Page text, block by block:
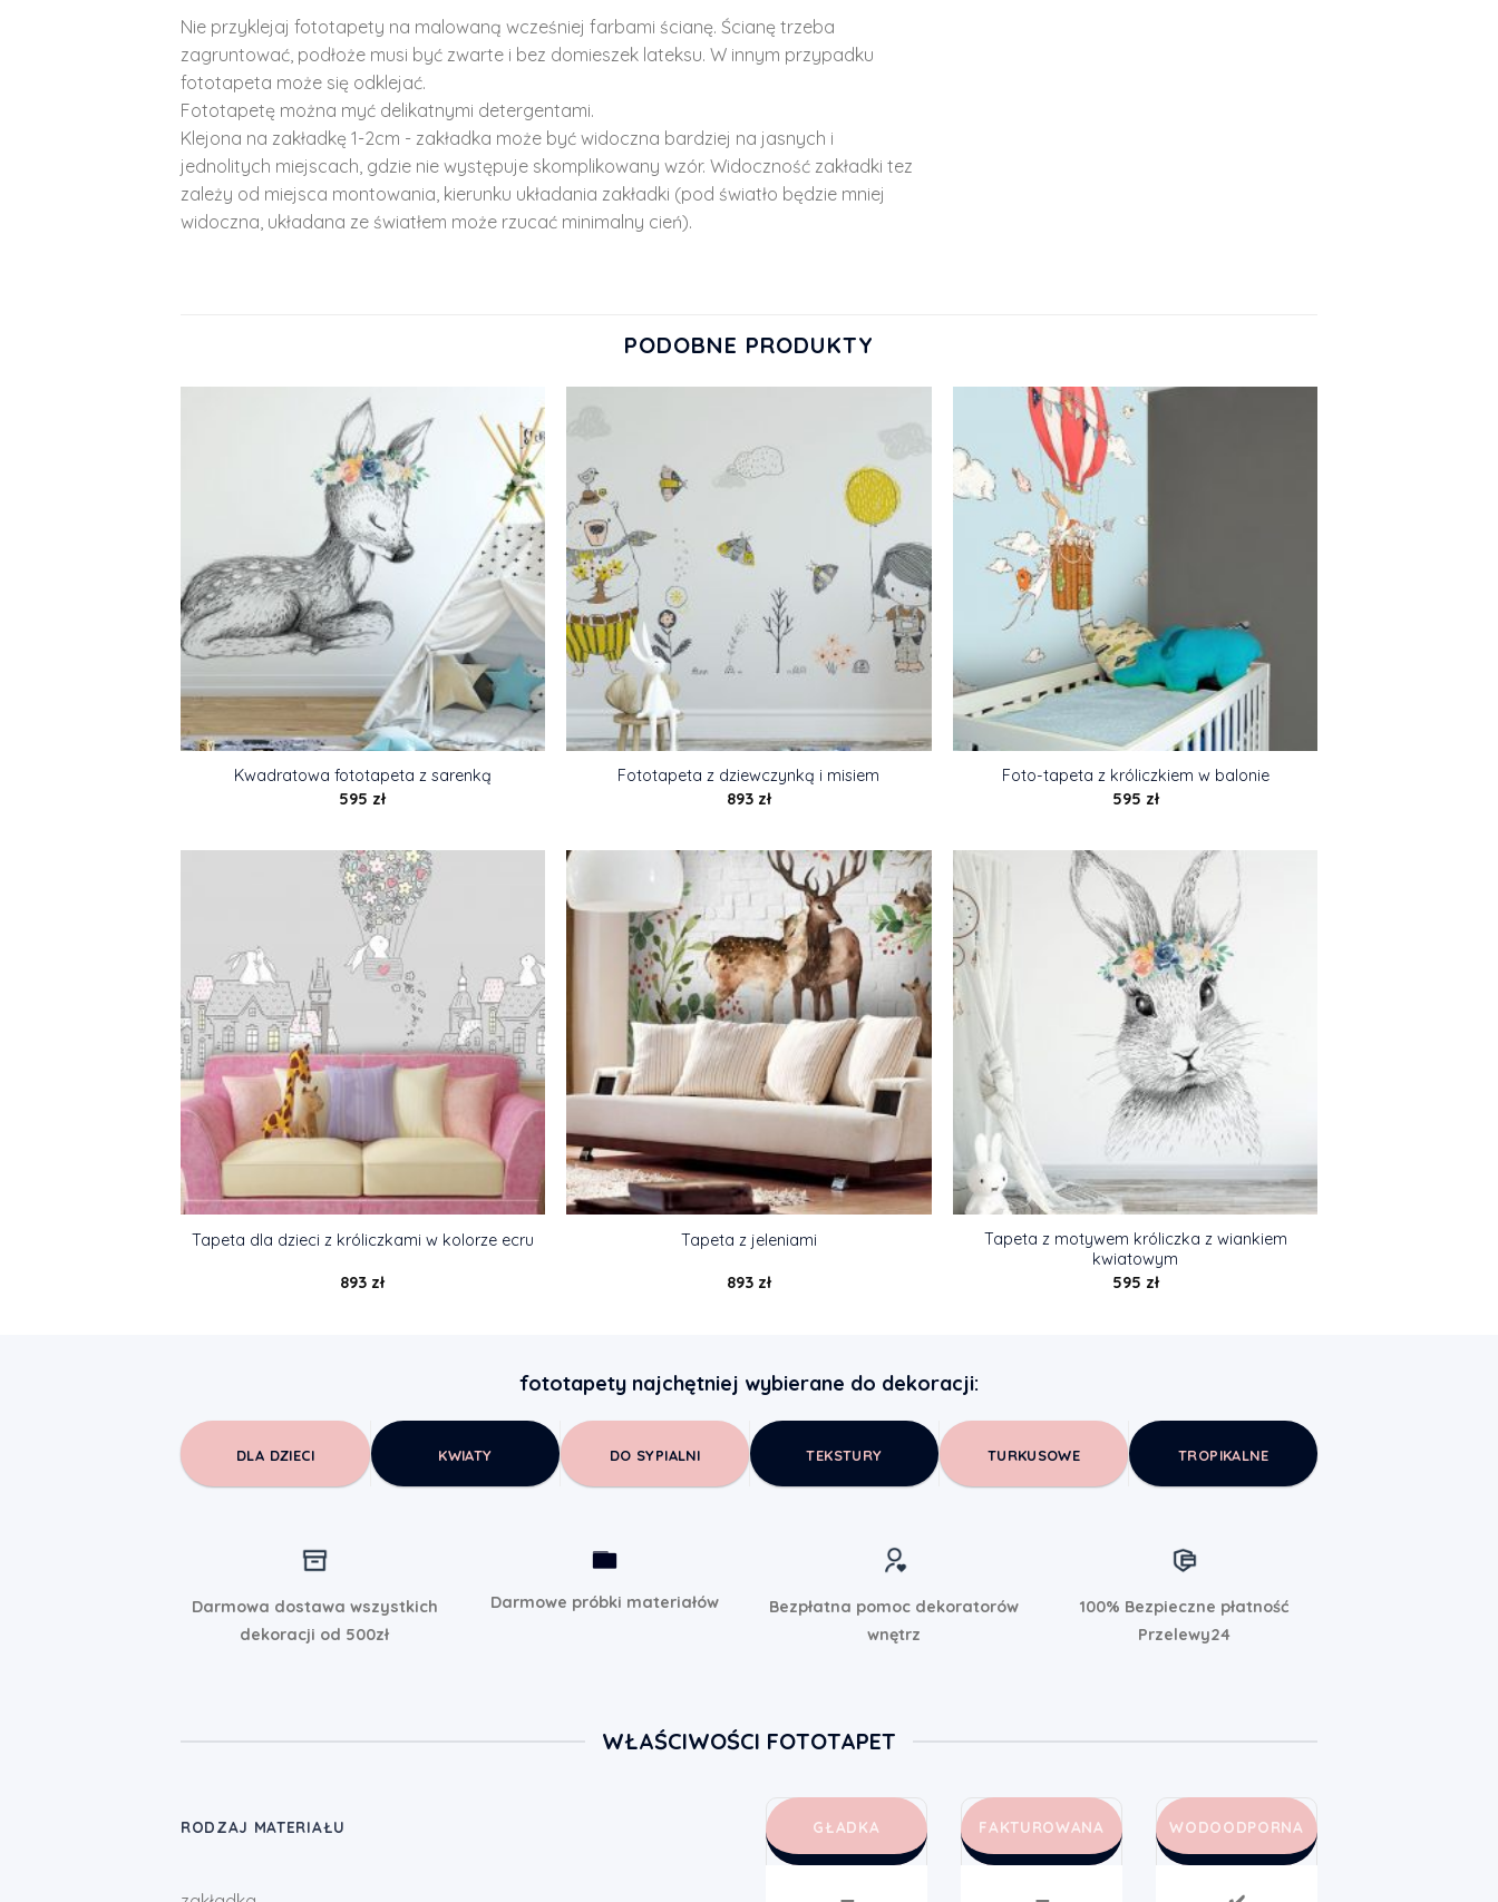
Nie przyklejaj fototapety na malowaną wcześniej farbami ścianę. Ścianę trzeba
zagruntować, podłoże musi być zwarte i bez domieszek lateksu. W innym przypadku
fototapeta może się odklejać.
Fototapetę można myć delikatnymi detergentami.
Klejona na zakładkę 1-2cm - zakładka może być widoczna bardziej na jasnych i
jednolitych miejscach, gdzie nie występuje skomplikowany wzór. Widoczność zakładki tez
zależy od miejsca montowania, kierunku układania zakładki (pod światło będzie mniej
widoczna, układana ze światłem może rzucać minimalny cień).
PODOBNE PRODUKTY
Kwadratowa fototapeta z sarenką
595 zł
Fototapeta z dziewczynką i misiem
893 zł
Foto-tapeta z króliczkiem w balonie
595 zł
Tapeta dla dzieci z króliczkami w kolorze ecru
893 zł
Tapeta z jeleniami
893 zł
Tapeta z motywem króliczka z wiankiem
kwiatowym
595 zł
fototapety najchętniej wybierane do dekoracji:
DLA DZIECI KWIATY DO SYPIALNI TEKSTURY TURKUSOWE TROPIKALNE
Darmowa dostawa wszystkich
dekoracji od 500zł
Darmowe próbki materiałów
Bezpłatna pomoc dekoratorów
wnętrz
100% Bezpieczne płatność
Przelewy24
WŁAŚCIWOŚCI FOTOTAPET
RODZAJ MATERIAŁU GŁADKA FAKTUROWANA WODOODPORNA